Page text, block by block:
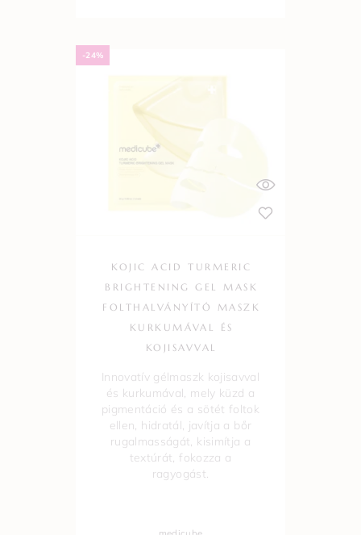
-24%
KOJIC ACID TURMERIC
BRIGHTENING GEL MASK
FOLTHALVÁNYÍTÓ MASZK
KURKUMÁVAL ÉS
KOJISAVVAL
Innovatív gélmaszk kojisavval
és kurkumával, mely küzd a
pigmentáció és a sötét foltok
ellen, hidratál, javítja a bőr
rugalmasságát, kisimítja a
textúrát, fokozza a
ragyogást.